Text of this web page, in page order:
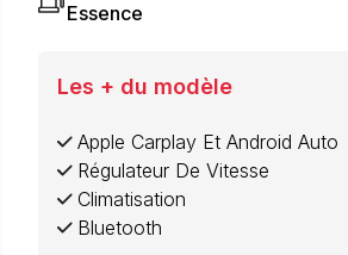
Essence
Les + du modèle
Apple Carplay Et Android Auto
Régulateur De Vitesse
Climatisation
Bluetooth